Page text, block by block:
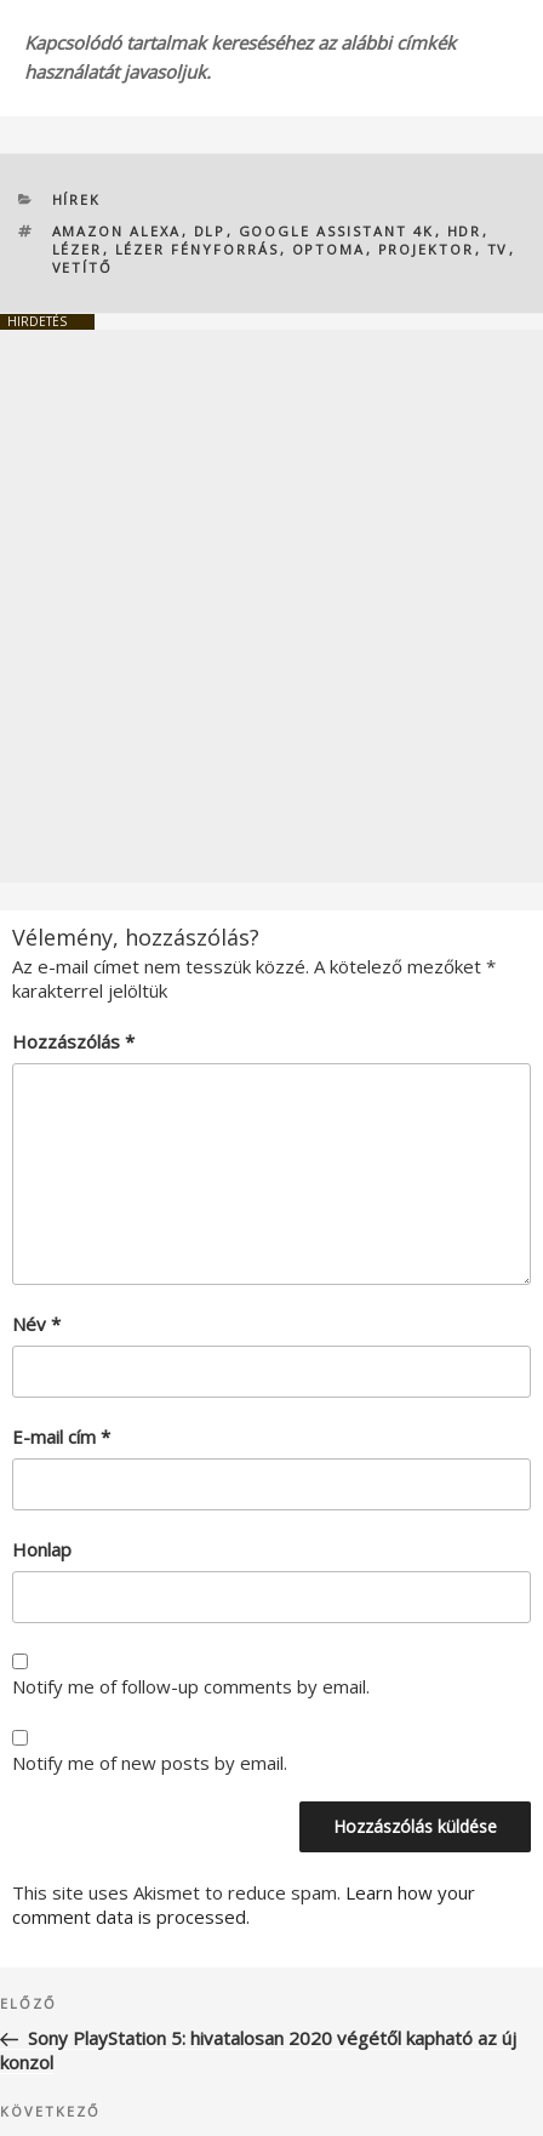
Kapcsolódó tartalmak kereséséhez az alábbi címkék
használatát javasoljuk.
KATEGÓRIÁK
HÍREK
CÍMKÉK
AMAZON ALEXA, DLP , GOOGLE ASSISTANT 4K , HDR ,
LÉZER , LÉZER FÉNYFORRÁS, OPTOMA, PROJEKTOR , TV ,
VETÍTŐ
HIRDETÉS
Vélemény, hozzászólás?
Az e-mail címet nem tesszük közzé. A kötelező mezőket *
karakterrel jelöltük
Hozzászólás *
Név *
E-mail cím *
Honlap
Notify me of follow-up comments by email.
Notify me of new posts by email.
This site uses Akismet to reduce spam. Learn how your
comment data is processed.
navigáció
Korábbi
bejegyzés
ELŐZŐ
Sony PlayStation 5: hivatalosan 2020 végétől kapható az új
konzol
Következő
KÖVETKEZŐ